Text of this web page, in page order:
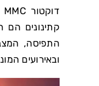
קתינונים הם
התפיסה,
ובאירועים